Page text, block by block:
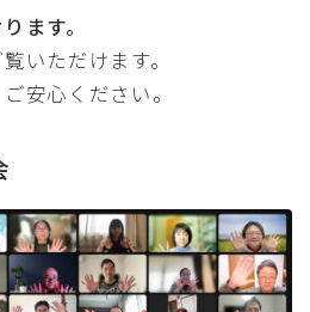
ます。
いただけます。
安心ください。